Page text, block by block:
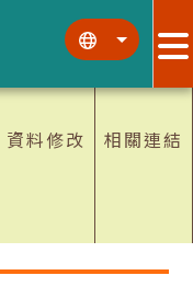
::: :::
資料修改 相關連結